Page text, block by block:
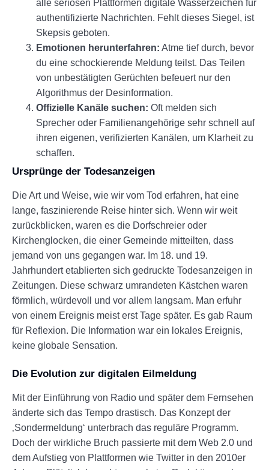
alle seriösen Plattformen digitale Wasserzeichen für
authentifizierte Nachrichten. Fehlt dieses Siegel, ist
Skepsis geboten.
Emotionen herunterfahren: Atme tief durch, bevor
du eine schockierende Meldung teilst. Das Teilen
von unbestätigten Gerüchten befeuert nur den
Algorithmus der Desinformation.
Offizielle Kanäle suchen: Oft melden sich
Sprecher oder Familienangehörige sehr schnell auf
ihren eigenen, verifizierten Kanälen, um Klarheit zu
schaffen.
Ursprünge der Todesanzeigen
Die Art und Weise, wie wir vom Tod erfahren, hat eine
lange, faszinierende Reise hinter sich. Wenn wir weit
zurückblicken, waren es die Dorfschreier oder
Kirchenglocken, die einer Gemeinde mitteilten, dass
jemand von uns gegangen war. Im 18. und 19.
Jahrhundert etablierten sich gedruckte Todesanzeigen in
Zeitungen. Diese schwarz umrandeten Kästchen waren
förmlich, würdevoll und vor allem langsam. Man erfuhr
von einem Ereignis meist erst Tage später. Es gab Raum
für Reflexion. Die Information war ein lokales Ereignis,
keine globale Sensation.
Die Evolution zur digitalen Eilmeldung
Mit der Einführung von Radio und später dem Fernsehen
änderte sich das Tempo drastisch. Das Konzept der
‚Sondermeldung‘ unterbrach das reguläre Programm.
Doch der wirkliche Bruch passierte mit dem Web 2.0 und
dem Aufstieg von Plattformen wie Twitter in den 2010er